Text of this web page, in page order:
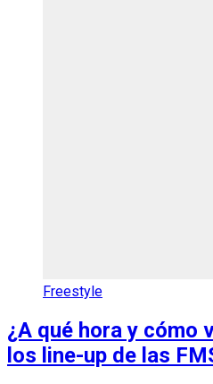
Freestyle
¿A qué hora y cómo
los line-up de las